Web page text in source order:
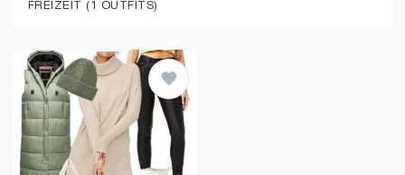
FREIZEIT (1 OUTFITS)